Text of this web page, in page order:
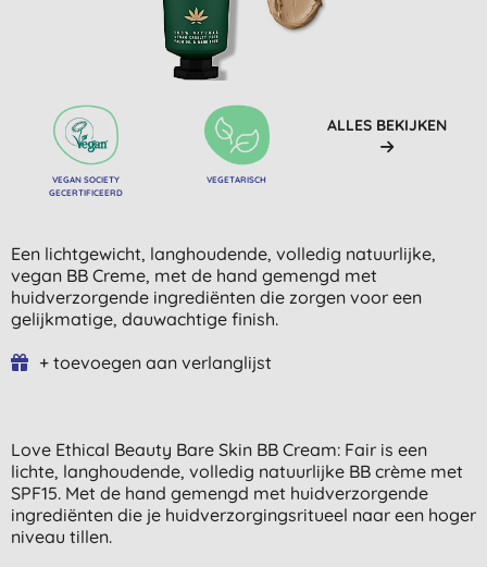
VEGAN SOCIETY
GECERTIFICEERD
VEGETARISCH
ALLES BEKIJKEN
Een lichtgewicht, langhoudende, volledig natuurlijke,
vegan BB Creme, met de hand gemengd met
huidverzorgende ingrediënten die zorgen voor een
gelijkmatige, dauwachtige finish.
+ toevoegen aan verlanglijst
Love Ethical Beauty Bare Skin BB Cream: Fair is een
lichte, langhoudende, volledig natuurlijke BB crème met
SPF15. Met de hand gemengd met huidverzorgende
ingrediënten die je huidverzorgingsritueel naar een hoger
niveau tillen.